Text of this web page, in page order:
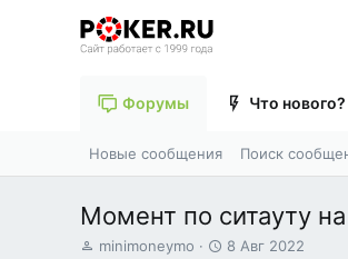
Форумы Что нового?
Новые сообщения Поиск
Момент по ситауту
А
minimoneymo
Д
8 Авг 2022